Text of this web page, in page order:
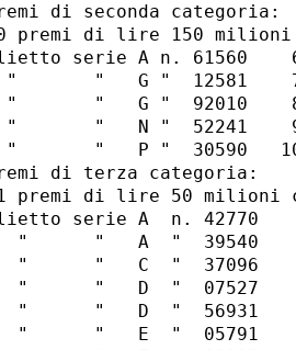
di seconda categoria:
premi di lire 150
serie A n. 61560
"       "   G "  12581
"       "   G "  92010
"       "   N "  52241
"       "   P "  30590
di terza categoria:
premi di lire 50 milioni
serie A  n. 42770
"      "   A  "  39540
"      "   C  "  37096
"      "   D  "  07527
"      "   D  "  56931
"      "   E  "  05791